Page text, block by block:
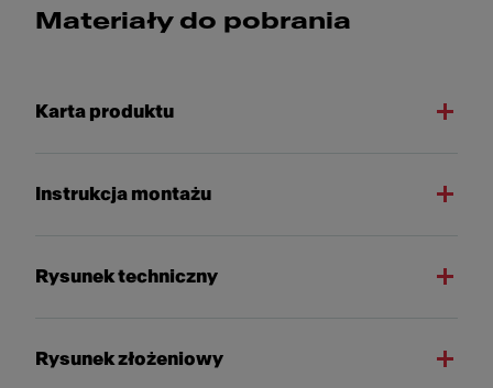
Materiały do pobrania
Karta produktu
Instrukcja montażu
Rysunek techniczny
Rysunek złożeniowy